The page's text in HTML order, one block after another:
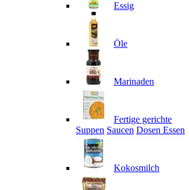
Essig
Öle
Marinaden
Fertige gerichte
Suppen Saucen Dosen Essen
Kokosmilch